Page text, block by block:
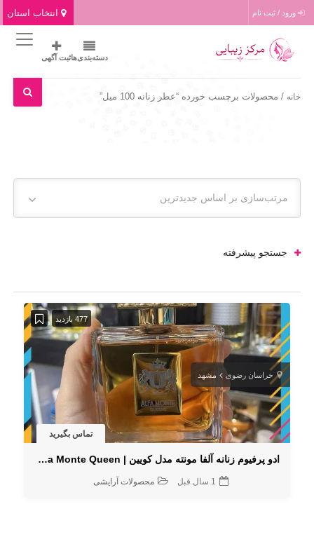
انتخاب استان ورود / ثبت نام
دسته‌بندی‌هاثبت آگهی
خانه / محصولات برچسب خورده “عطر زنانه 100 میل”
مرتب‌سازی بر اساس جدیدترین
جستجو پیشرفته
477 بازدید
خراسان رضوی مشهد
تماس بگیرید
ادو پرفیوم زنانه آلفا مونته مدل کویین | Alfa Monte Queen با رایحه ملایم و ماندگار
1 سال قبل محصولات آرایشی